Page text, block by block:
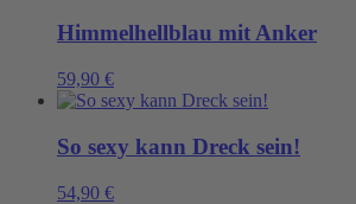
Himmelhellblau mit Anker
59,90 €
So sexy kann Dreck sein!
54,90 €